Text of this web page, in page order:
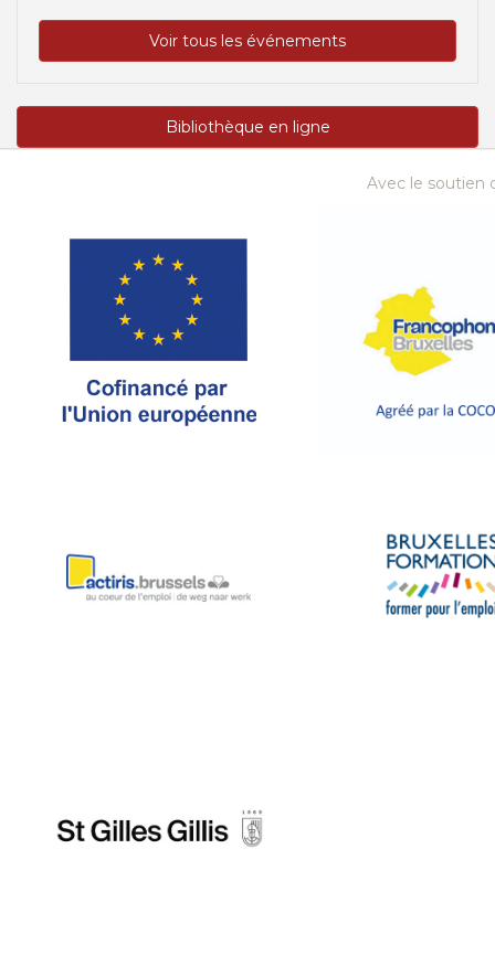
Voir tous les événements
Bibliothèque en ligne
Avec le soutien